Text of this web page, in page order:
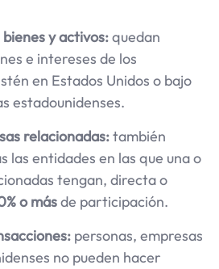
y activos:quedan
e intereses de los
en Estados Unidos o bajo
estadounidenses.
relacionadas:también
las entidades en las que una o
tengan, directa o
o másde participación.
personas, empresas
no pueden hacer